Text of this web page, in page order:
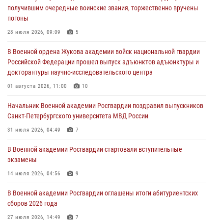
23 июля 2026, 04:51
Курсант Военной академии войск национальной гвардии принял
22 июля 2026, 09:41
Мастер‑класс по стрельбе: точность, тактика, профессионализм
20 июля 2026, 11:17 8
108 лет со дня образования подразделений связи войск
получившим очередные воинские звания, торжественно вручены
погоны
28 июля 2026, 09:09 5
В Военной ордена Жукова академии войск национальной гвардии
Российской Федерации прошел выпуск адъюнктов адъюнктуры и
докторантуры научно-исследовательского центра
01 августа 2026, 11:00 10
Начальник Военной академии Росгвардии поздравил выпускников
Санкт-Петербургского университета МВД России
31 июля 2026, 04:49 7
В Военной академии Росгвардии стартовали вступительные
экзамены
14 июля 2026, 04:56 9
В Военной академии Росгвардии оглашены итоги абитуриентских
сборов 2026 года
27 июля 2026, 14:49 7